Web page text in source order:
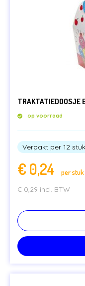
TRAKTATIEDOOSJE
op voorraad
Verpakt per 12
€ 0,24 per stuk
€ 0,29 incl. BTW